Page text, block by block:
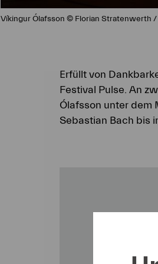
Víkingur Ólafsson © Florian Stratenwerth
Erfüllt von
Festival Pulse. An
Ólafsson unter dem
Sebastian Bach bis